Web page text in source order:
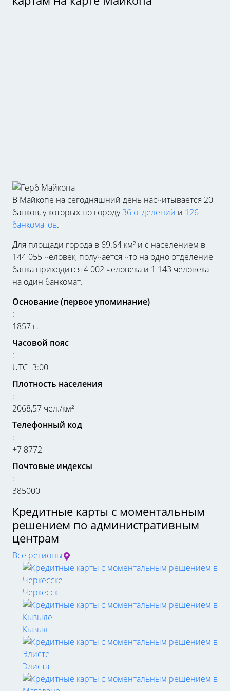
В Майкопе на сегодняшний день насчитывается 20
банков, у которых по городу36 отделений и 126
банкоматов.
Для площади города в 69.64 км² и с населением в
144 055 человек, получается что на одно отделение
банка приходится 4 002 человека и 1 143 человека
на один банкомат.
Основание (первое упоминание)
:
1857 г.
Часовой пояс
:
UTC+3:00
Плотность населения
:
2068,57 чел./км²
Телефонный код
:
+7 8772
Почтовые индексы
:
385000
Кредитные карты с моментальным
решением по административным
центрам
Все регионы
Черкесск
Кызыл
Элиста